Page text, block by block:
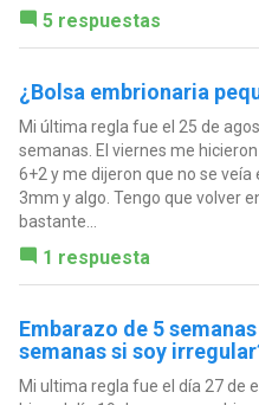
5 respuestas
¿Bolsa embrionaria
Mi última regla fue el 25 de
semanas. El viernes me
6+2 y me dijeron que no se
3mm y algo. Tengo que volver
bastante...
1 respuesta
Embarazo de 5
semanas si soy
Mi ultima regla fue el día 27 de